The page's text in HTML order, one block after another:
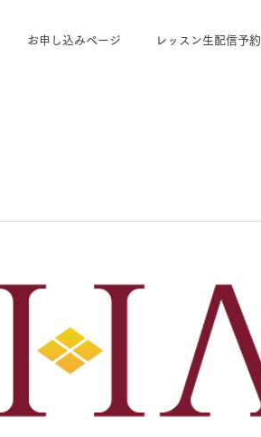
お申し込みページ レッスン生配信予約